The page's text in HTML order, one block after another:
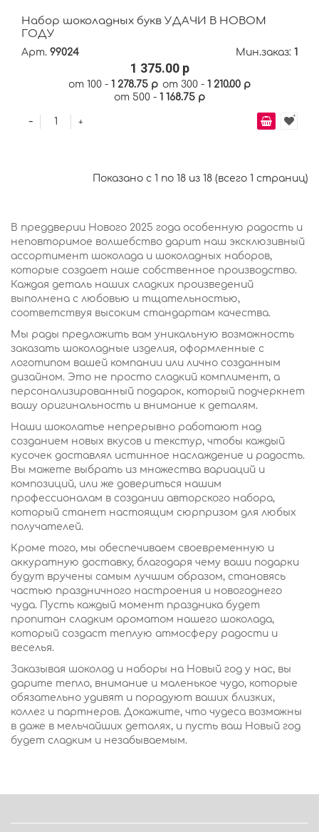
Набор шоколадных букв УДАЧИ В НОВОМ
ГОДУ
Арт. 99024 Мин.заказ: 1
1 375.00 р
от 100 - 1 278.75 р от 300 - 1 210.00 р
от 500 - 1 168.75 р
+
-
Показано с 1 по 18 из 18 (всего 1 страниц)
В преддверии Нового 2025 года особенную радость и
неповторимое волшебство дарит наш эксклюзивный
ассортимент шоколада и шоколадных наборов,
которые создает наше собственное производство.
Каждая деталь наших сладких произведений
выполнена с любовью и тщательностью,
соответствуя высоким стандартам качества.
Мы рады предложить вам уникальную возможность
заказать шоколадные изделия, оформленные с
логотипом вашей компании или лично созданным
дизайном. Это не просто сладкий комплимент, а
персонализированный подарок, который подчеркнет
вашу оригинальность и внимание к деталям.
Наши шоколатье непрерывно работают над
созданием новых вкусов и текстур, чтобы каждый
кусочек доставлял истинное наслаждение и радость.
Вы можете выбрать из множества вариаций и
композиций, или же довериться нашим
профессионалам в создании авторского набора,
который станет настоящим сюрпризом для любых
получателей.
Кроме того, мы обеспечиваем своевременную и
аккуратную доставку, благодаря чему ваши подарки
будут вручены самым лучшим образом, становясь
частью праздничного настроения и новогоднего
чуда. Пусть каждый момент праздника будет
пропитан сладким ароматом нашего шоколада,
который создаст теплую атмосферу радости и
веселья.
Заказывая шоколад и наборы на Новый год у нас, вы
дарите тепло, внимание и маленькое чудо, которые
обязательно удивят и порадуют ваших близких,
коллег и партнеров. Докажите, что чудеса возможны
в даже в мельчайших деталях, и пусть ваш Новый год
будет сладким и незабываемым.